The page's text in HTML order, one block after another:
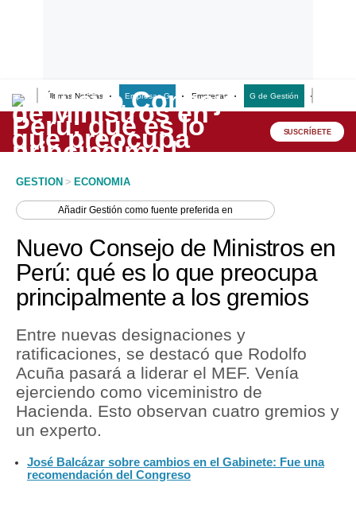
Últimas Noticias Empresas G Empresas G de Gestión
Lo último
Peru Quiosco
Economía
Mercados
Política
Tu Dinero
Finanzas Personales
Plus G
SUSCRÍBETE
GESTION > ECONOMIA
AñadirGestión como fuente preferida en
Nuevo Consejo de Ministros en
Perú: qué es lo que preocupa
principalmente a los gremios
Entre nuevas designaciones y
ratificaciones, se destacó que Rodolfo
Acuña pasará a liderar el MEF. Venía
ejerciendo como viceministro de
Hacienda. Esto observan cuatro gremios y
un experto.
José Balcázar sobre cambios en el Gabinete: Fue una
recomendación del Congreso